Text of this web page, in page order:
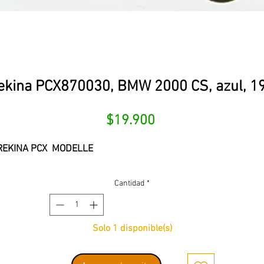
PCX870030, BMW 2000 CS, azul,
$19.900
PCX MODELLE
Cantidad *
Solo 1 disponible(s)